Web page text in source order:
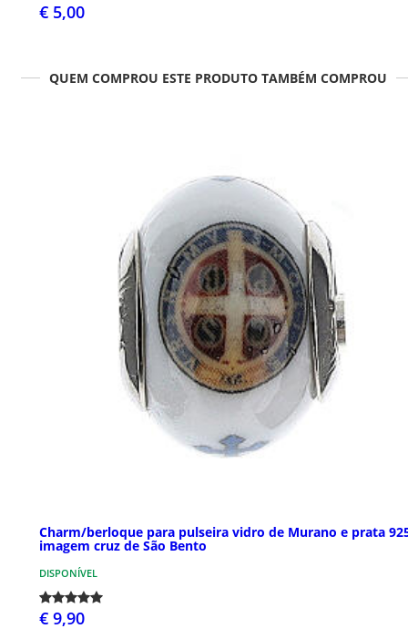
€ 5,00
QUEM COMPROU ESTE PRODUTO TAMBÉM COMPROU
Charm/berloque para pulseira vidro de Murano e prata
imagem cruz de São Bento
DISPONÍVEL
€ 9,90